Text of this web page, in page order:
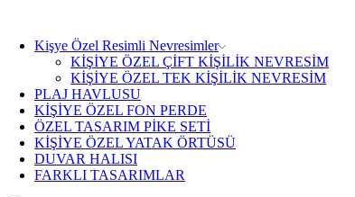
Kişye Özel Resimli Nevresimler
KİŞİYE ÖZEL ÇİFT KİŞİLİK NEVRESİM
KİŞİYE ÖZEL TEK KİŞİLİK NEVRESİM
PLAJ HAVLUSU
KİŞİYE ÖZEL FON PERDE
ÖZEL TASARIM PİKE SETİ
KİŞİYE ÖZEL YATAK ÖRTÜSÜ
DUVAR HALISI
FARKLI TASARIMLAR